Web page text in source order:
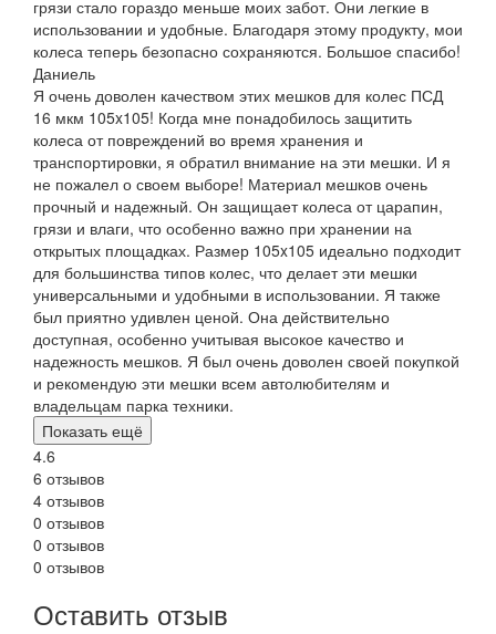
грязи стало гораздо меньше моих забот. Они легкие в
использовании и удобные. Благодаря этому продукту, мои
колеса теперь безопасно сохраняются. Большое спасибо!
Даниель
Я очень доволен качеством этих мешков для колес ПСД
16 мкм 105x105! Когда мне понадобилось защитить
колеса от повреждений во время хранения и
транспортировки, я обратил внимание на эти мешки. И я
не пожалел о своем выборе! Материал мешков очень
прочный и надежный. Он защищает колеса от царапин,
грязи и влаги, что особенно важно при хранении на
открытых площадках. Размер 105x105 идеально подходит
для большинства типов колес, что делает эти мешки
универсальными и удобными в использовании. Я также
был приятно удивлен ценой. Она действительно
доступная, особенно учитывая высокое качество и
надежность мешков. Я был очень доволен своей покупкой
и рекомендую эти мешки всем автолюбителям и
владельцам парка техники.
Показать ещё
4.6
6 отзывов
4 отзывов
0 отзывов
0 отзывов
0 отзывов
Оставить отзыв